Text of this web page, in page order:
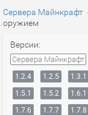
Сервера Майнкрафт
оружием
Версии:
Сервера Майнкрафт
1.2.4
1.2.5 1.3.1
1.5.1
1.5.2 1.6.1
1.7.6
1.7.7 1.7.8